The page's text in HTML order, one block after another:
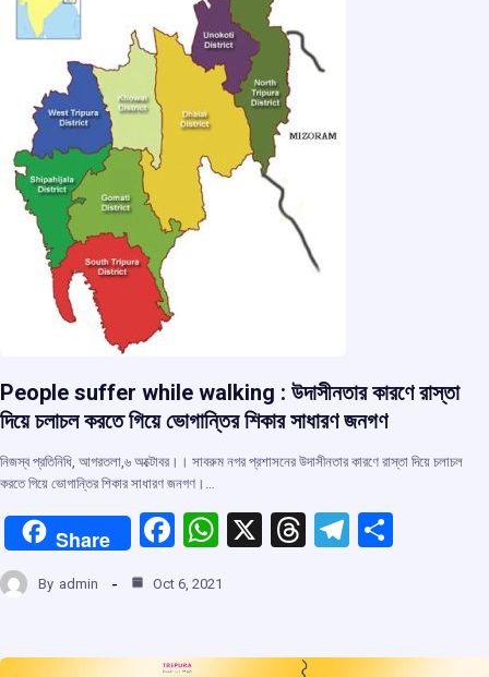
People suffer while walking : উদাসীনতার কারণে রাস্তা
দিয়ে চলাচল করতে গিয়ে ভোগান্তির শিকার সাধারণ জনগণ
নিজস্ব প্রতিনিধি, আগরতলা,৬ অক্টোবর।। সাবরুম নগর প্রশাসনের উদাসীনতার কারণে রাস্তা দিয়ে চলাচল
করতে গিয়ে ভোগান্তির শিকার সাধারণ জনগণ।…
Share
F
ce
W
at
X
T
T
By admin Oct 6, 2021